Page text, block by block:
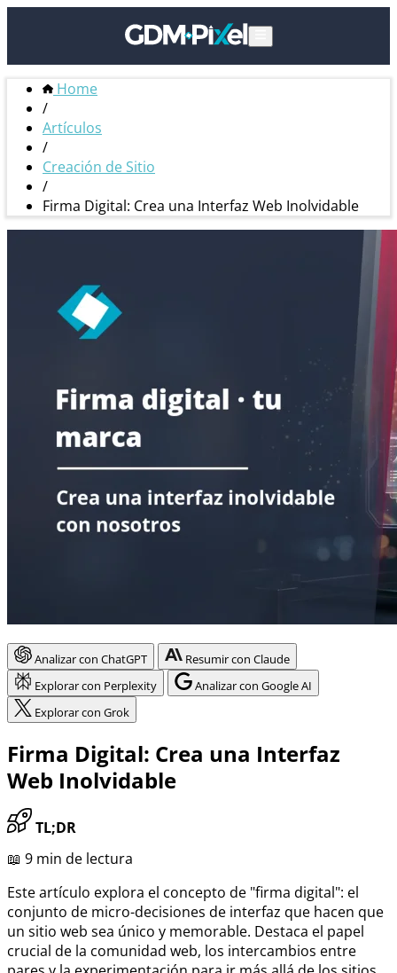
Home
/
Artículos
/
Creación de Sitio
/
Firma Digital: Crea una Interfaz Web Inolvidable
Analizar con ChatGPT
Resumir con Claude
Explorar con Perplexity
Analizar con Google AI
Explorar con Grok
Firma Digital: Crea una Interfaz
Web Inolvidable
TL;DR
📖 9 min de lectura
Este artículo explora el concepto de "firma digital": el
conjunto de micro-decisiones de interfaz que hacen que
un sitio web sea único y memorable. Destaca el papel
crucial de la comunidad web, los intercambios entre